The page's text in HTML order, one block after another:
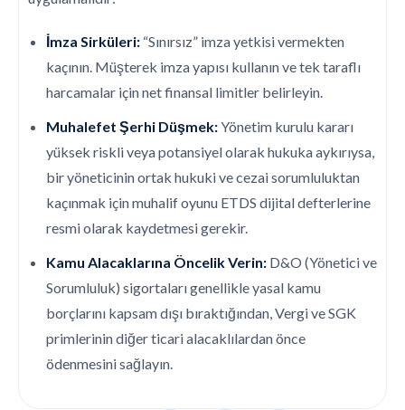
İmza Sirküleri: “Sınırsız” imza yetkisi vermekten
kaçının. Müşterek imza yapısı kullanın ve tek taraflı
harcamalar için net finansal limitler belirleyin.
Muhalefet Şerhi Düşmek:Yönetim kurulu kararı
yüksek riskli veya potansiyel olarak hukuka aykırıysa,
bir yöneticinin ortak hukuki ve cezai sorumluluktan
kaçınmak için muhalif oyunu ETDS dijital defterlerine
resmi olarak kaydetmesi gerekir.
Kamu Alacaklarına Öncelik Verin: D&O (Yönetici ve
Sorumluluk) sigortaları genellikle yasal kamu
borçlarını kapsam dışı bıraktığından, Vergi ve SGK
primlerinin diğer ticari alacaklılardan önce
ödenmesini sağlayın.